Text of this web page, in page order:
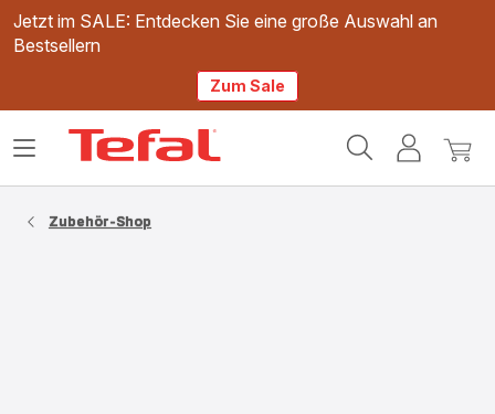
Jetzt im SALE: Entdecken Sie eine große Auswahl an
Bestsellern
Zum Sale
Mein
Mein
Das
Zubehör-Shop